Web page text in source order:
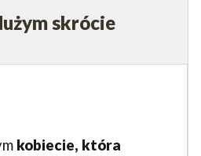
skrócie
kobiecie, która